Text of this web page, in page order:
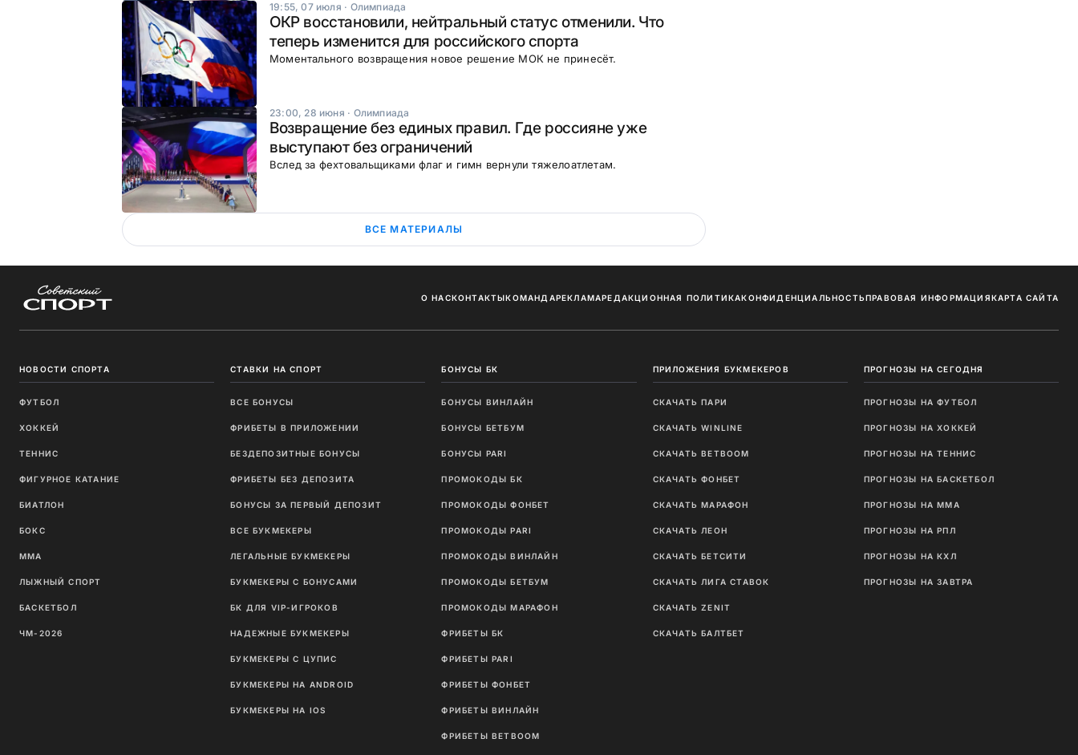
19:55, 07 июля · Олимпиада
ОКР восстановили, нейтральный статус отменили. Что
теперь изменится для российского спорта
Моментального возвращения новое решение МОК не принесёт.
23:00, 28 июня · Олимпиада
Возвращение без единых правил. Где россияне уже
выступают без ограничений
Вслед за фехтовальщиками флаг и гимн вернули тяжелоатлетам.
ВСЕ МАТЕРИАЛЫ
О НАСКОНТАКТЫКОМАНДАРЕКЛАМАРЕДАКЦИОННАЯ ПОЛИТИКАКОНФИДЕНЦИАЛЬНОСТЬПРАВОВАЯ ИНФОРМАЦИЯКАРТА САЙТА
НОВОСТИ СПОРТА
ФУТБОЛ
ХОККЕЙ
ТЕННИС
ФИГУРНОЕ КАТАНИЕ
БИАТЛОН
БОКС
ММА
ЛЫЖНЫЙ СПОРТ
БАСКЕТБОЛ
ЧМ-2026
СТАВКИ НА СПОРТ
ВСЕ БОНУСЫ
ФРИБЕТЫ В ПРИЛОЖЕНИИ
БЕЗДЕПОЗИТНЫЕ БОНУСЫ
ФРИБЕТЫ БЕЗ ДЕПОЗИТА
БОНУСЫ ЗА ПЕРВЫЙ ДЕПОЗИТ
ВСЕ БУКМЕКЕРЫ
ЛЕГАЛЬНЫЕ БУКМЕКЕРЫ
БУКМЕКЕРЫ С БОНУСАМИ
БК ДЛЯ VIP-ИГРОКОВ
НАДЕЖНЫЕ БУКМЕКЕРЫ
БУКМЕКЕРЫ С ЦУПИС
БУКМЕКЕРЫ НА ANDROID
БУКМЕКЕРЫ НА IOS
БОНУСЫ БК
БОНУСЫ ВИНЛАЙН
БОНУСЫ БЕТБУМ
БОНУСЫ PARI
ПРОМОКОДЫ БК
ПРОМОКОДЫ ФОНБЕТ
ПРОМОКОДЫ PARI
ПРОМОКОДЫ ВИНЛАЙН
ПРОМОКОДЫ БЕТБУМ
ПРОМОКОДЫ МАРАФОН
ФРИБЕТЫ БК
ФРИБЕТЫ PARI
ФРИБЕТЫ ФОНБЕТ
ФРИБЕТЫ ВИНЛАЙН
ФРИБЕТЫ BETBOOM
ПРИЛОЖЕНИЯ БУКМЕКЕРОВ
СКАЧАТЬ ПАРИ
СКАЧАТЬ WINLINE
СКАЧАТЬ BETBOOM
СКАЧАТЬ ФОНБЕТ
СКАЧАТЬ МАРАФОН
СКАЧАТЬ ЛЕОН
СКАЧАТЬ БЕТСИТИ
СКАЧАТЬ ЛИГА СТАВОК
СКАЧАТЬ ZENIT
СКАЧАТЬ БАЛТБЕТ
ПРОГНОЗЫ НА СЕГОДНЯ
ПРОГНОЗЫ НА ФУТБОЛ
ПРОГНОЗЫ НА ХОККЕЙ
ПРОГНОЗЫ НА ТЕННИС
ПРОГНОЗЫ НА БАСКЕТБОЛ
ПРОГНОЗЫ НА MMA
ПРОГНОЗЫ НА РПЛ
ПРОГНОЗЫ НА КХЛ
ПРОГНОЗЫ НА ЗАВТРА